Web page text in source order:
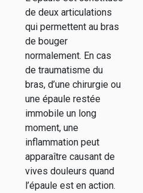
de deux articulations
qui permettent au bras
de bouger
normalement. En cas
de traumatisme du
bras, d’une chirurgie ou
une épaule restée
immobile un long
moment, une
inflammation peut
apparaître causant de
vives douleurs quand
l’épaule est en action.